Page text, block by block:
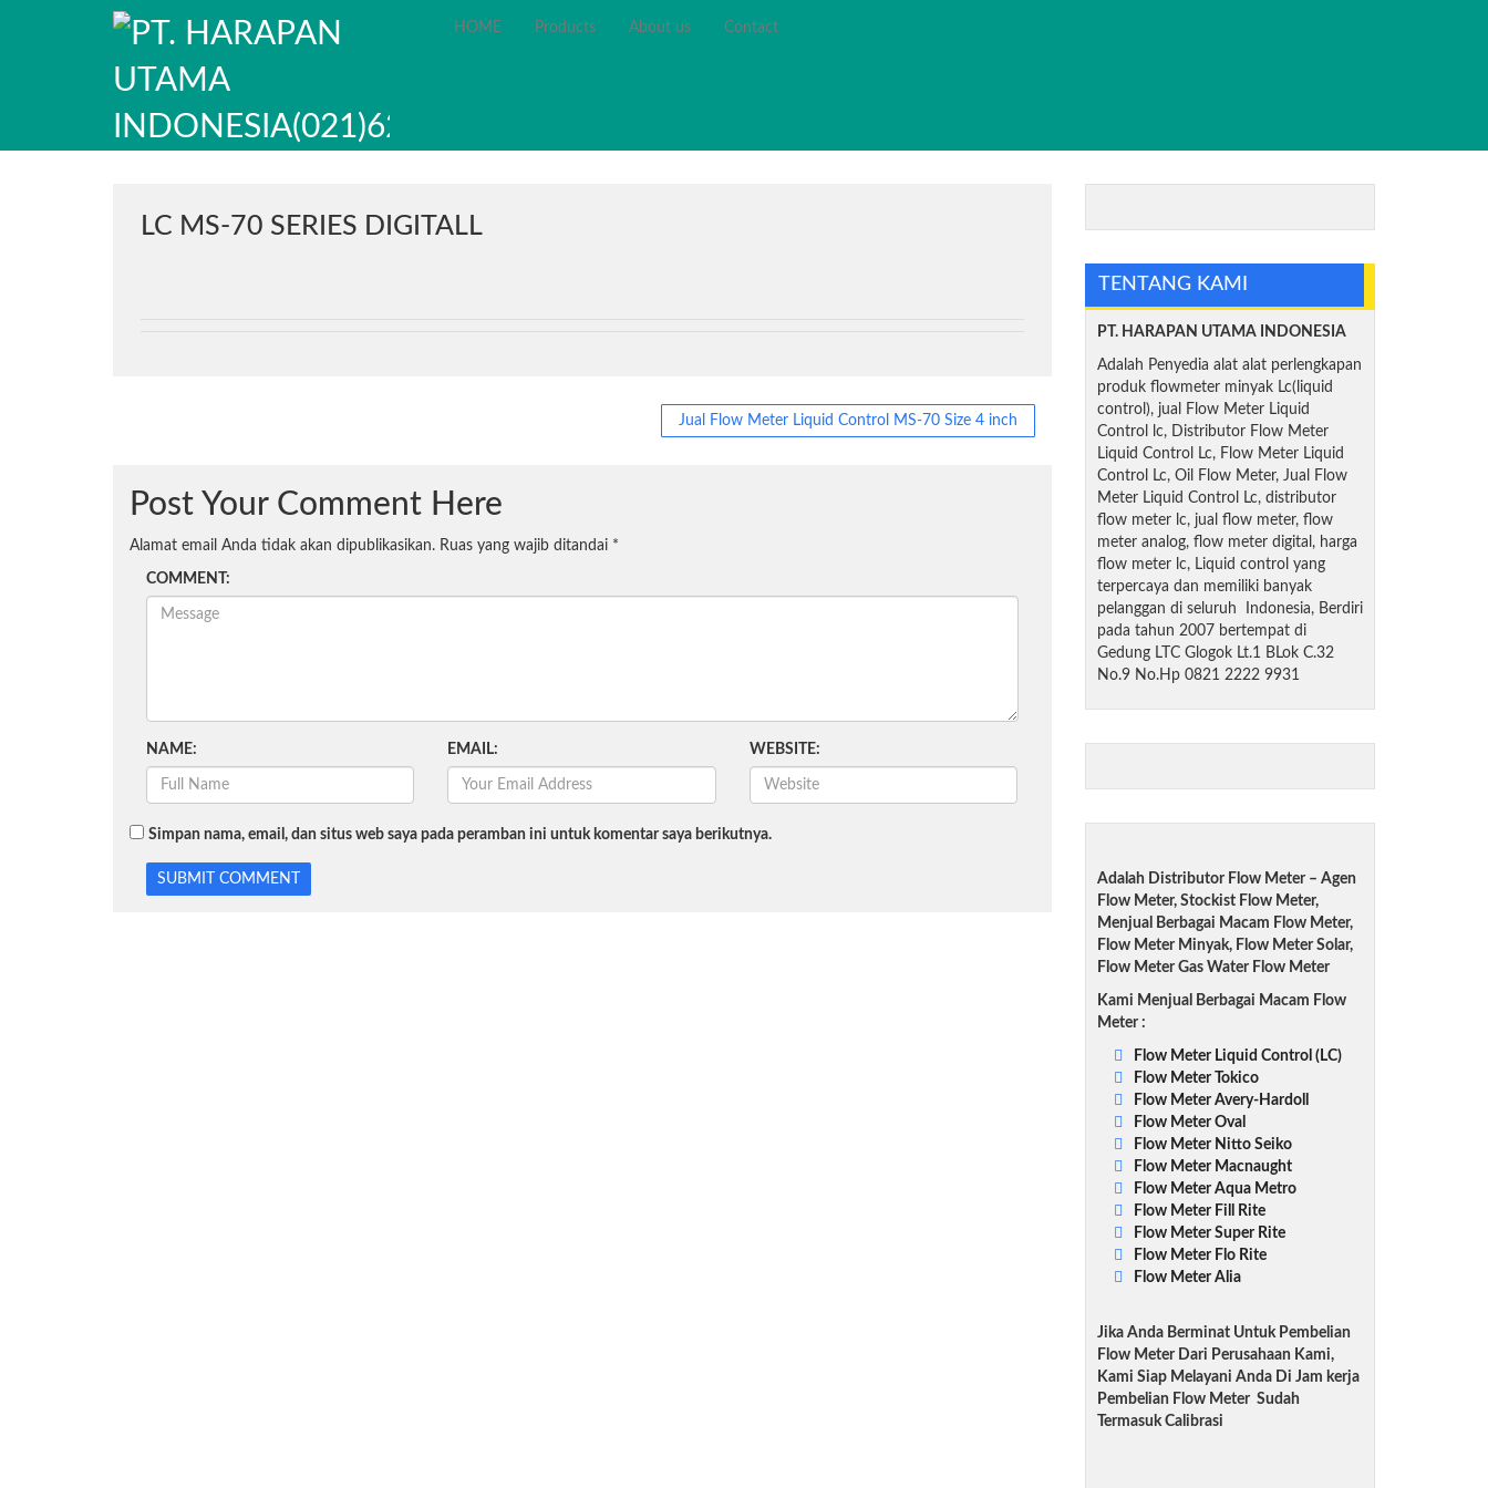
HOME Products About us Contact
LC MS-70 SERIES DIGITALL
Jual Flow Meter Liquid Control MS-70 Size 4 inch
Post Your Comment Here
Alamat email Anda tidak akan dipublikasikan. Ruas yang wajib ditandai *
COMMENT:
NAME: EMAIL: WEBSITE:
Simpan nama, email, dan situs web saya pada peramban ini untuk komentar saya berikutnya.
TENTANG KAMI
PT. HARAPAN UTAMA INDONESIA
Adalah Penyedia alat alat perlengkapan
produk flowmeter minyak Lc(liquid
control), jual Flow Meter Liquid
Control lc, Distributor Flow Meter
Liquid Control Lc, Flow Meter Liquid
Control Lc, Oil Flow Meter, Jual Flow
Meter Liquid Control Lc, distributor
flow meter lc, jual flow meter, flow
meter analog, flow meter digital, harga
flow meter lc, Liquid control yang
terpercaya dan memiliki banyak
pelanggan di seluruh Indonesia, Berdiri
pada tahun 2007 bertempat di
Gedung LTC Glogok Lt.1 BLok C.32
No.9 No.Hp 0821 2222 9931
Adalah Distributor Flow Meter – Agen
Flow Meter, Stockist Flow Meter,
Menjual Berbagai Macam Flow Meter,
Flow Meter Minyak, Flow Meter Solar,
Flow Meter Gas Water Flow Meter
Kami Menjual Berbagai Macam Flow
Meter :
Flow Meter Liquid Control (LC)
Flow Meter Tokico
Flow Meter Avery-Hardoll
Flow Meter Oval
Flow Meter Nitto Seiko
Flow Meter Macnaught
Flow Meter Aqua Metro
Flow Meter Fill Rite
Flow Meter Super Rite
Flow Meter Flo Rite
Flow Meter Alia
Jika Anda Berminat Untuk Pembelian
Flow Meter Dari Perusahaan Kami,
Kami Siap Melayani Anda Di Jam kerja
Pembelian Flow Meter Sudah
Termasuk Calibrasi